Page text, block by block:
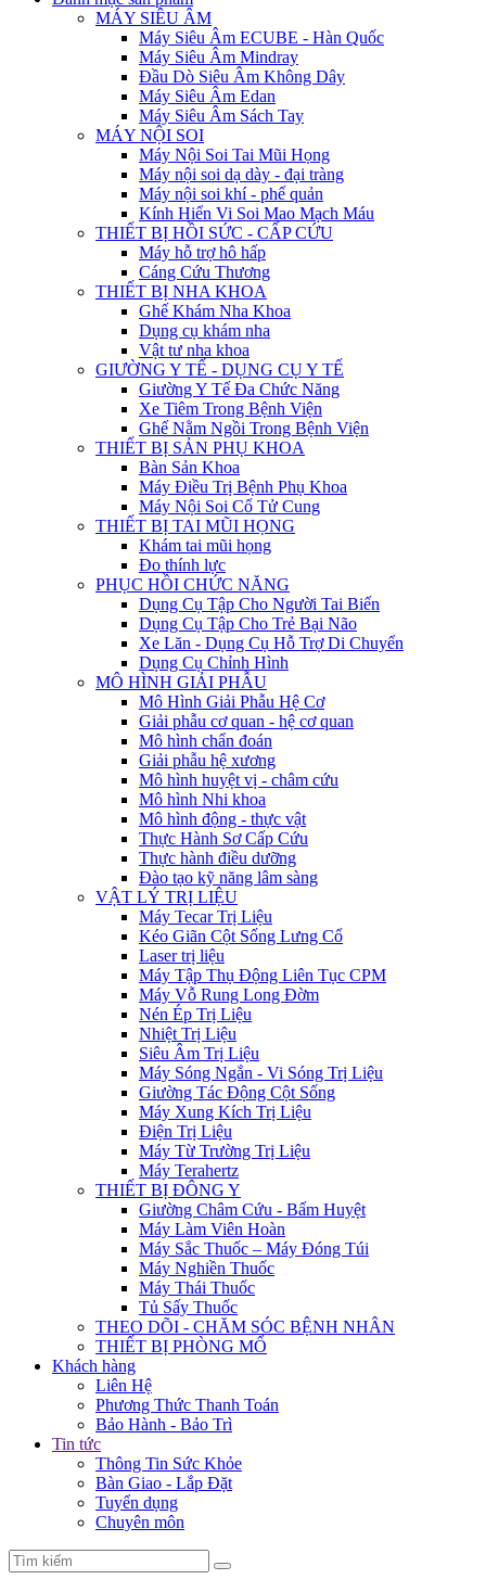
MÁY SIÊU ÂM
Máy Siêu Âm ECUBE - Hàn Quốc
Máy Siêu Âm Mindray
Đầu Dò Siêu Âm Không Dây
Máy Siêu Âm Edan
Máy Siêu Âm Sách Tay
MÁY NỘI SOI
Máy Nội Soi Tai Mũi Họng
Máy nội soi dạ dày - đại tràng
Máy nội soi khí - phế quản
Kính Hiển Vi Soi Mao Mạch Máu
THIẾT BỊ HỒI SỨC - CẤP CỨU
Máy hỗ trợ hô hấp
Cáng Cứu Thương
THIẾT BỊ NHA KHOA
Ghế Khám Nha Khoa
Dụng cụ khám nha
Vật tư nha khoa
GIƯỜNG Y TẾ - DỤNG CỤ Y TẾ
Giường Y Tế Đa Chức Năng
Xe Tiêm Trong Bệnh Viện
Ghế Nằm Ngồi Trong Bệnh Viện
THIẾT BỊ SẢN PHỤ KHOA
Bàn Sản Khoa
Máy Điều Trị Bệnh Phụ Khoa
Máy Nội Soi Cổ Tử Cung
THIẾT BỊ TAI MŨI HỌNG
Khám tai mũi họng
Đo thính lực
PHỤC HỒI CHỨC NĂNG
Dụng Cụ Tập Cho Người Tai Biến
Dụng Cụ Tập Cho Trẻ Bại Não
Xe Lăn - Dụng Cụ Hỗ Trợ Di Chuyển
Dụng Cụ Chỉnh Hình
MÔ HÌNH GIẢI PHẪU
Mô Hình Giải Phẫu Hệ Cơ
Giải phẫu cơ quan - hệ cơ quan
Mô hình chẩn đoán
Giải phẫu hệ xương
Mô hình huyệt vị - châm cứu
Mô hình Nhi khoa
Mô hình động - thực vật
Thực Hành Sơ Cấp Cứu
Thực hành điều dưỡng
Đào tạo kỹ năng lâm sàng
VẬT LÝ TRỊ LIỆU
Máy Tecar Trị Liệu
Kéo Giãn Cột Sống Lưng Cổ
Laser trị liệu
Máy Tập Thụ Động Liên Tục CPM
Máy Vỗ Rung Long Đờm
Nén Ép Trị Liệu
Nhiệt Trị Liệu
Siêu Âm Trị Liệu
Máy Sóng Ngắn - Vi Sóng Trị Liệu
Giường Tác Động Cột Sống
Máy Xung Kích Trị Liệu
Điện Trị Liệu
Máy Từ Trường Trị Liệu
Máy Terahertz
THIẾT BỊ ĐÔNG Y
Giường Châm Cứu - Bấm Huyệt
Máy Làm Viên Hoàn
Máy Sắc Thuốc – Máy Đóng Túi
Máy Nghiền Thuốc
Máy Thái Thuốc
Tủ Sấy Thuốc
THEO DÕI - CHĂM SÓC BỆNH NHÂN
THIẾT BỊ PHÒNG MỔ
Khách hàng
Liên Hệ
Phương Thức Thanh Toán
Bảo Hành - Bảo Trì
Tin tức
Thông Tin Sức Khỏe
Bàn Giao - Lắp Đặt
Tuyển dụng
Chuyên môn